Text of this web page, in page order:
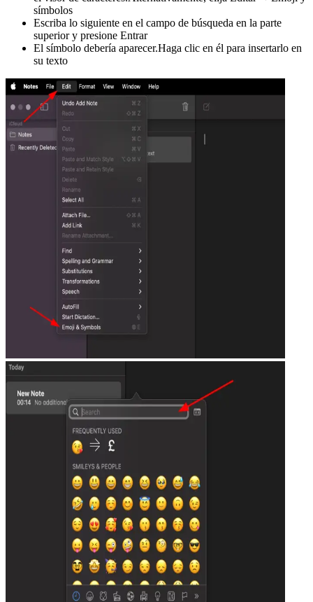
símbolos
Escriba lo siguiente en el campo de búsqueda en la parte
superior y presione Entrar
El símbolo debería aparecer.Haga clic en él para insertarlo en
su texto